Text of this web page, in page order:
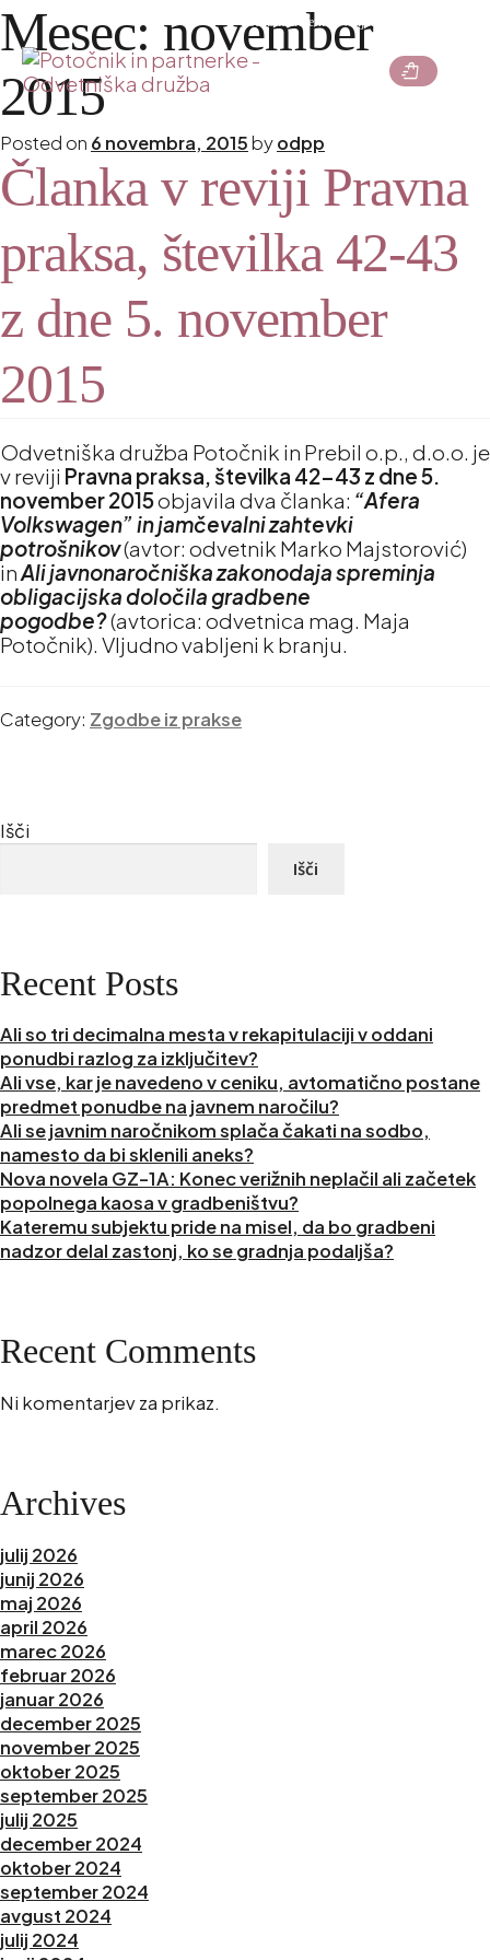
PodcastPartnerke z vizijoKontakt
shopping_bag_speed
Mesec: november
2015
Posted on 6 novembra, 2015byodpp
Članka v reviji Pravna
praksa, številka 42-43
z dne 5. november
2015
Odvetniška družba Potočnik in Prebil o.p., d.o.o. je
v reviji Pravna praksa, številka 42-43 z dne 5.
november 2015objavila dva članka: “Afera
Volkswagen” in jamčevalni zahtevki
potrošnikov(avtor: odvetnik Marko Majstorović)
inAli javnonaročniška zakonodaja spreminja
obligacijska določila gradbene
pogodbe?(avtorica: odvetnica mag. Maja
Potočnik). Vljudno vabljeni k branju.
Category: Zgodbe iz prakse
Išči
Išči
Recent Posts
Ali so tri decimalna mesta v rekapitulaciji v oddani
ponudbi razlog za izključitev?
Ali vse, kar je navedeno v ceniku, avtomatično postane
predmet ponudbe na javnem naročilu?
Ali se javnim naročnikom splača čakati na sodbo,
namesto da bi sklenili aneks?
Nova novela GZ-1A: Konec verižnih neplačil ali začetek
popolnega kaosa v gradbeništvu?
Kateremu subjektu pride na misel, da bo gradbeni
nadzor delal zastonj, ko se gradnja podaljša?
Recent Comments
Ni komentarjev za prikaz.
Archives
julij 2026
junij 2026
maj 2026
april 2026
marec 2026
februar 2026
januar 2026
december 2025
november 2025
oktober 2025
september 2025
julij 2025
december 2024
oktober 2024
september 2024
avgust 2024
julij 2024